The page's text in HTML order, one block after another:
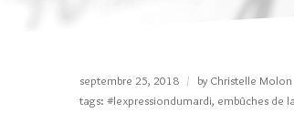
septembre 25, 2018 by Christelle Molon
tags: #lexpressiondumardi, embûches de